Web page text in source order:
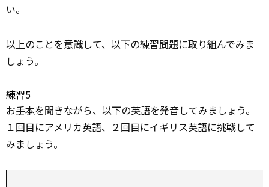
い。
以上のことを意識して、以下の練習問題に取り組んでみま
しょう。
練習5
お手本を聞きながら、以下の英語を発音してみましょう。
１回目にアメリカ英語、２回目にイギリス英語に挑戦して
みましょう。